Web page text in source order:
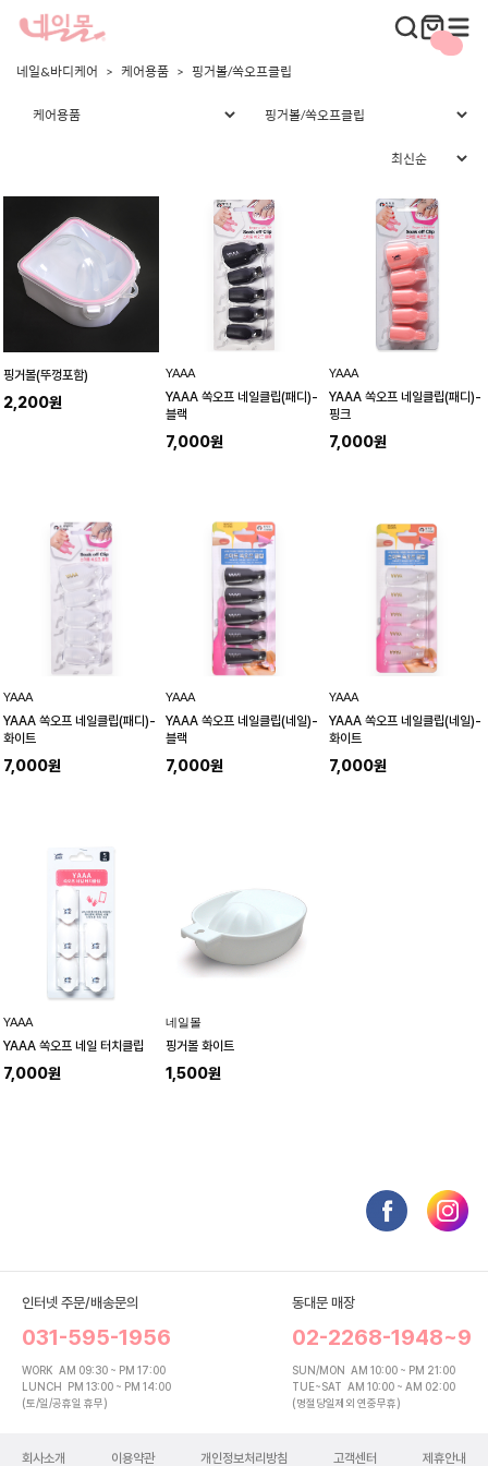
네일&바디케어 케어용품 핑거볼/쏙오프클립
핑거볼(뚜껑포함)
2,200원
YAAA
YAAA 쏙오프 네일클립(패디)-
블랙
7,000원
YAAA
YAAA 쏙오프 네일클립(패디)-
핑크
7,000원
YAAA
YAAA 쏙오프 네일클립(패디)-
화이트
7,000원
YAAA
YAAA 쏙오프 네일클립(네일)-
블랙
7,000원
YAAA
YAAA 쏙오프 네일클립(네일)-
화이트
7,000원
YAAA
YAAA 쏙오프 네일 터치클립
7,000원
네일몰
핑거볼 화이트
1,500원
인터넷 주문/배송문의
031-595-1956
WORK AM 09:30 ~ PM 17:00
LUNCH
PM 13:00 ~ PM 14:00
(토/일/공휴일 휴무)
동대문 매장
02-2268-1948~9
SUN/MON AM 10:00 ~ PM 21:00
TUE~SAT AM 10:00 ~ AM 02:00
(명절당일제외 연중무휴)
회사소개 이용약관 개인정보처리방침 고객센터 제휴안내